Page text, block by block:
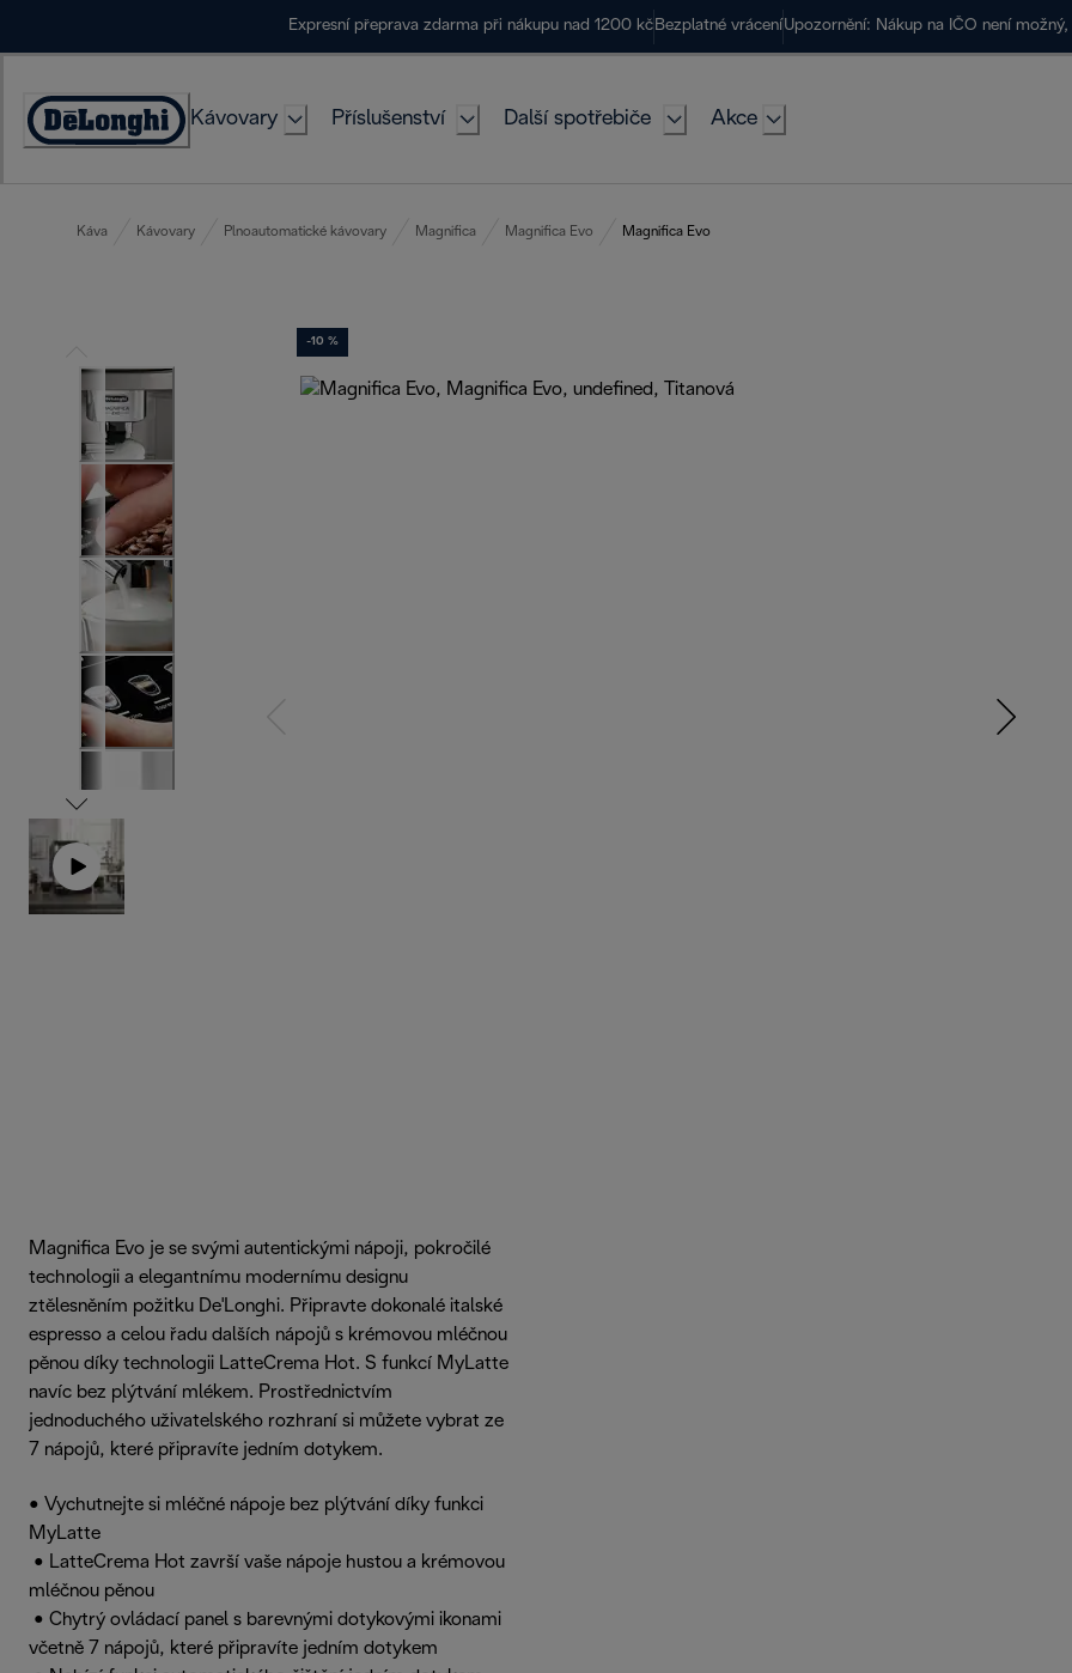
Expresní přeprava zdarma při nákupu nad 1200 kč Bezplatné vráceníUpozornění: Nákup na IČO není
Accessibility
Kávovary Příslušenství Další spotřebiče Akce
Káva Kávovary Plnoautomatické kávovary Magnifica Magnifica Evo Magnifica Evo
-10 %
Magnifica Evo je se svými autentickými nápoji, pokročilé
technologii a elegantnímu modernímu designu
ztělesněním požitku De'Longhi. Připravte dokonalé italské
espresso a celou řadu dalších nápojů s krémovou mléčnou
pěnou díky technologii LatteCrema Hot. S funkcí MyLatte
navíc bez plýtvání mlékem. Prostřednictvím
jednoduchého uživatelského rozhraní si můžete vybrat ze
7 nápojů, které připravíte jedním dotykem.
• Vychutnejte si mléčné nápoje bez plýtvání díky funkci
MyLatte
• LatteCrema Hot završí vaše nápoje hustou a krémovou
mléčnou pěnou
• Chytrý ovládací panel s barevnými dotykovými ikonami
včetně 7 nápojů, které připravíte jedním dotykem